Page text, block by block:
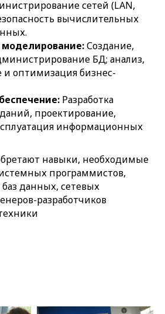
сетей (LAN,
вычислительных
Создание,
БД; анализ,
оптимизация бизнес-
Разработка
проектирование,
информационных
навыки, необходимые
программистов,
данных, сетевых
разработчиков